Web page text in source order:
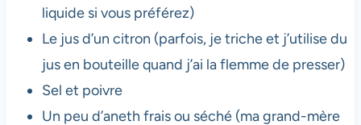
liquide si vous préférez)
Le jus d’un citron (parfois, je triche et j’utilise du
jus en bouteille quand j’ai la flemme de presser)
Sel et poivre
Un peu d’aneth frais ou séché (ma grand-mère